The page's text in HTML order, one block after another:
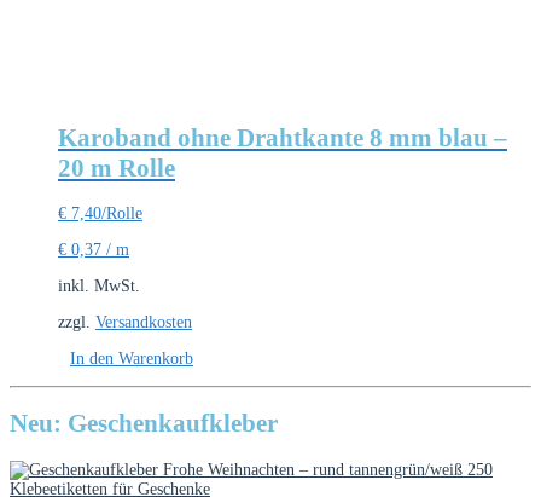
Karoband ohne Drahtkante 8 mm blau –
20 m Rolle
€ 7,40/Rolle
€ 0,37 / m
inkl. MwSt.
zzgl. Versandkosten
In den Warenkorb
Neu: Geschenkaufkleber